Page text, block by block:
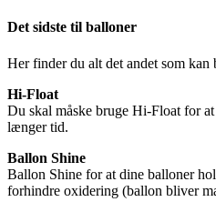
Det sidste til balloner
Her finder du alt det andet som
Hi-Float
Du skal måske bruge Hi-Float for
længer tid.
Ballon Shine
Ballon Shine for at dine balloner
forhindre oxidering (ballon bliver